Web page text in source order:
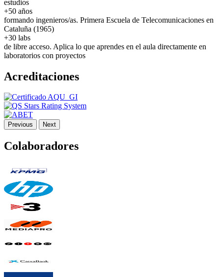
estudios
+50 años
formando ingenieros/as. Primera Escuela de Telecomunicaciones en
Cataluña (1965)
+30 labs
de libre acceso. Aplica lo que aprendes en el aula directamente en
laboratorios con proyectos
Acreditaciones
Previous Next
Colaboradores